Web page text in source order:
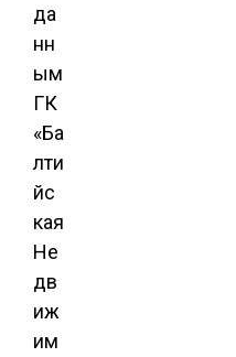
да
нн
ым
ГК
«Ба
лти
йс
кая
Не
дв
иж
им